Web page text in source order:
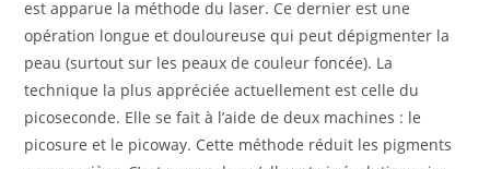
est apparue la méthode du laser. Ce dernier est une
opération longue et douloureuse qui peut dépigmenter la
peau (surtout sur les peaux de couleur foncée). La
technique la plus appréciée actuellement est celle du
picoseconde. Elle se fait à l’aide de deux machines : le
picosure et le picoway. Cette méthode réduit les pigments